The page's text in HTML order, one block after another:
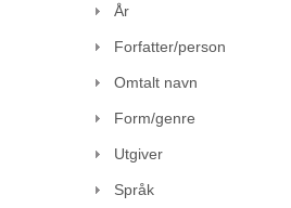
År
Forfatter/person
Omtalt navn
Form/genre
Utgiver
Språk